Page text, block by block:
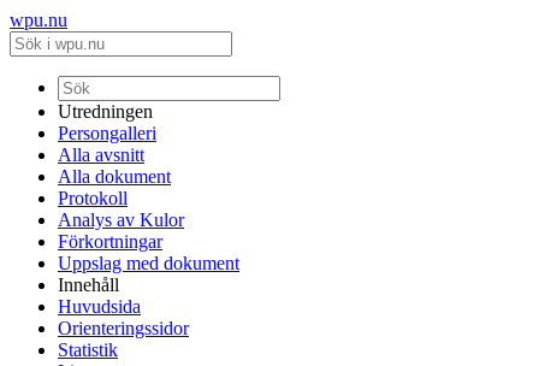
wpu.nu
Utredningen
Persongalleri
Alla avsnitt
Alla dokument
Protokoll
Analys av Kulor
Förkortningar
Uppslag med dokument
Innehåll
Huvudsida
Orienteringssidor
Statistik